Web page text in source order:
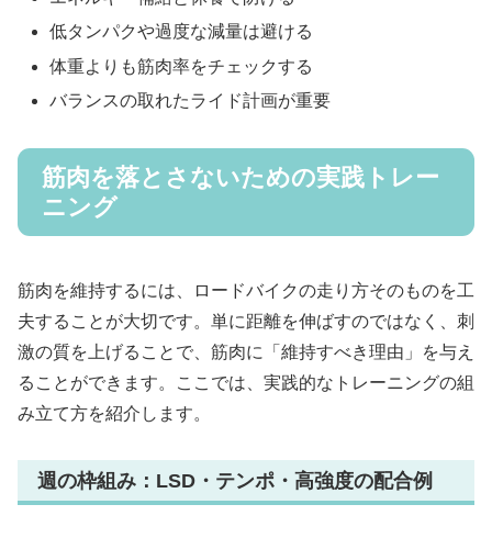
低タンパクや過度な減量は避ける
体重よりも筋肉率をチェックする
バランスの取れたライド計画が重要
筋肉を落とさないための実践トレー
ニング
筋肉を維持するには、ロードバイクの走り方そのものを工
夫することが大切です。単に距離を伸ばすのではなく、刺
激の質を上げることで、筋肉に「維持すべき理由」を与え
ることができます。ここでは、実践的なトレーニングの組
み立て方を紹介します。
週の枠組み：LSD・テンポ・高強度の配合例